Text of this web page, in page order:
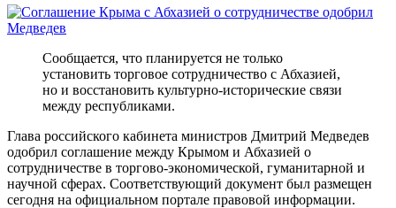
Сообщается, что планируется не только
установить торговое сотрудничество с Абхазией,
но и восстановить культурно-исторические связи
между республиками.
Глава российского кабинета министров Дмитрий Медведев
одобрил соглашение между Крымом и Абхазией о
сотрудничестве в торгово-экономической, гуманитарной и
научной сферах. Соответствующий документ был размещен
сегодня на официальном портале правовой информации.